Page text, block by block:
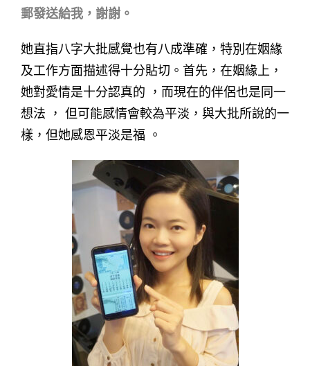
郵發送給我，謝謝。
她直指八字大批感覺也有八成準確，特別在姻緣
及工作方面描述得十分貼切。首先，在姻緣上，
她對愛情是十分認真的 ，而現在的伴侶也是同一
想法 ， 但可能感情會較為平淡，與大批所說的一
樣，但她感恩平淡是福 。